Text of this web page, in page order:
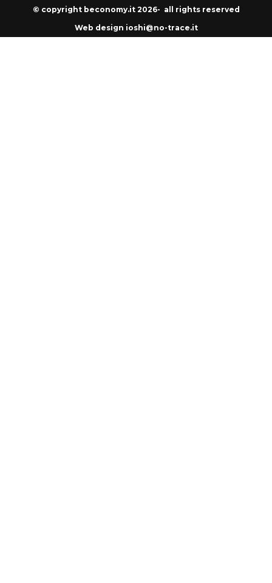
© copyright beconomy.it 2026- all rights reserved
Web design ioshi@no-trace.it